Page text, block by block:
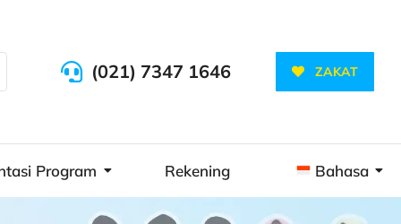
(021) 7347 1646 ZAKAT
Program Rekening Bahasa